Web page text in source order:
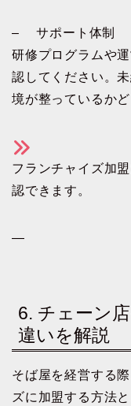
– サポート体制
研修プログラムや
認してください。
境が整っているか
フランチャイズ加
認できます。
—
6. チェーン
違いを解説
そば屋を経営する
ズに加盟する方法